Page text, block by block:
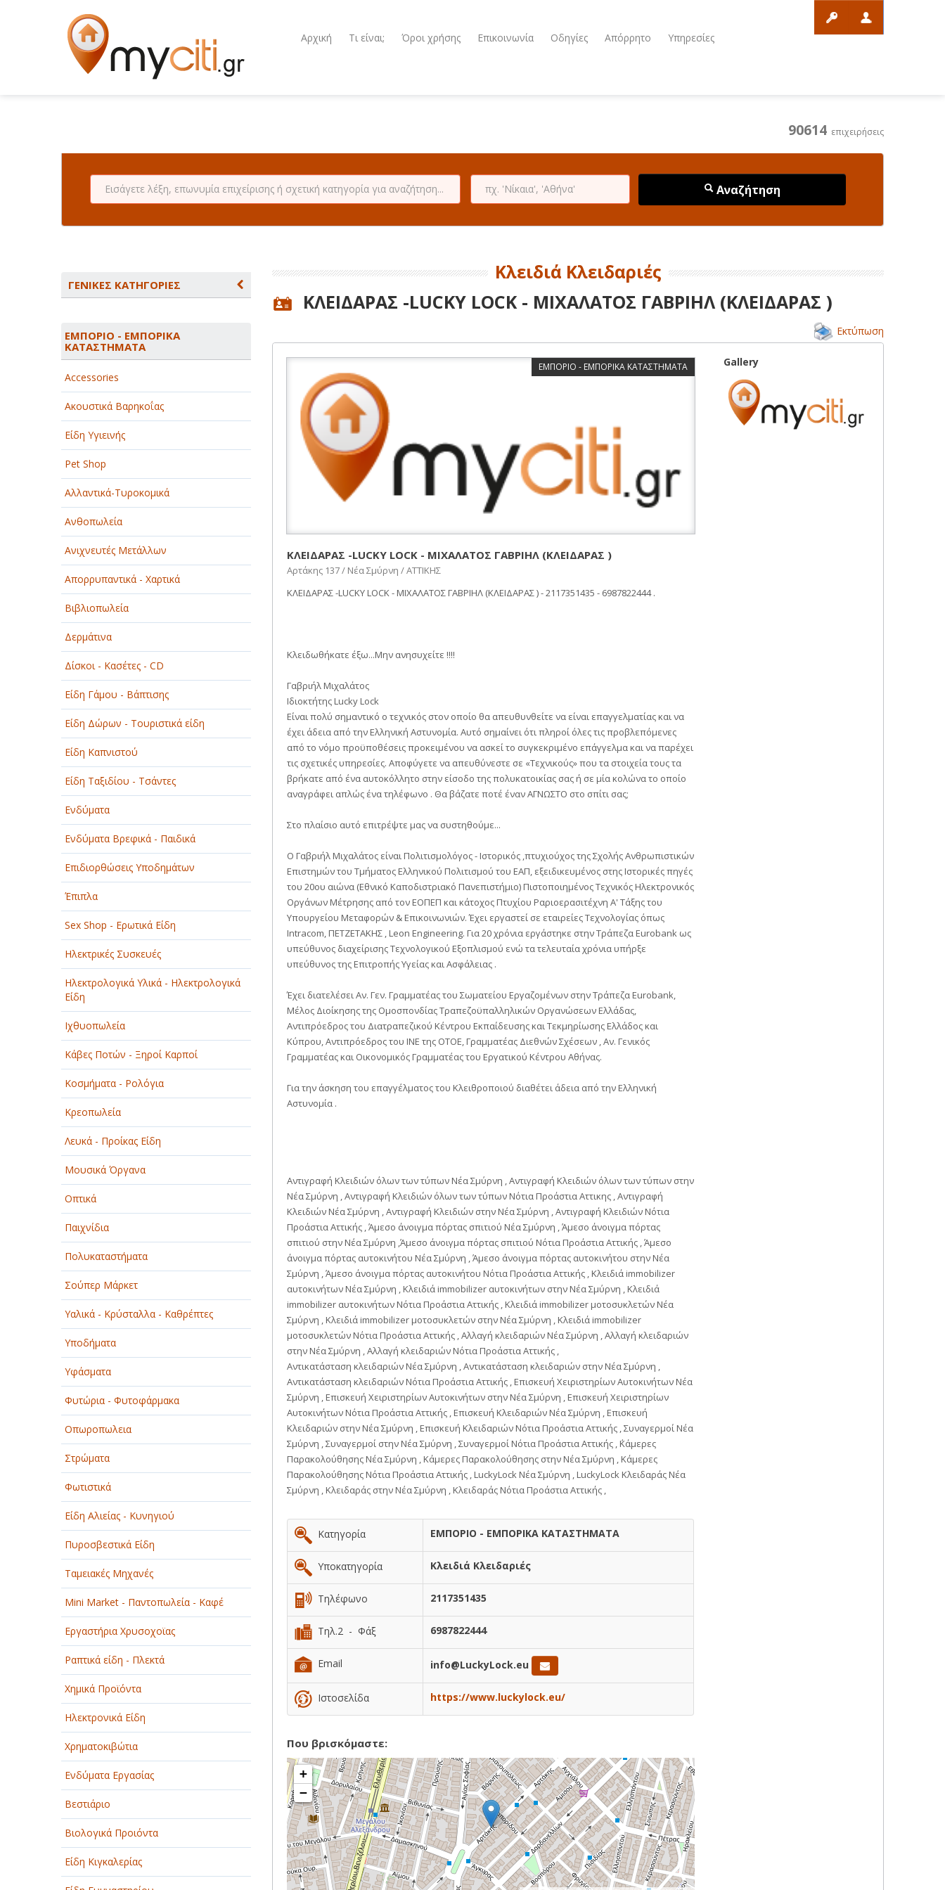
Αρχική Τι είναι; Όροι χρήσης Επικοινωνία Οδηγίες Απόρρητο Υπηρεσίες
90614 επιχειρήσεις
Αναζήτηση
ΓΕΝΙΚΕΣ ΚΑΤΗΓΟΡΙΕΣ
ΑΘΛΗΤΙΣΜΟΣ
ΑΥΤΟΚΙΝΗΤΑ - ΜΗΧΑΝΕΣ - ΣΚΑΦΗ
ΔΙΑΣΚΕΔΑΣΗ - ΨΥΧΑΓΩΓΙΑ - ΤΕΧΝΕΣ
ΔΙΑΦΗΜΙΣΗ - ΜΜΕ
ΕΚΚΛΗΣΙΕΣ - ΦΙΛΑΝΘΡΩΠΙΚΑ
ΣΩΜΑΤΕΙΑ
ΕΚΠΑΙΔΕΥΣΗ - ΣΧΟΛΕΣ
ΕΜΠΟΡΙΟ - ΕΜΠΟΡΙΚΑ
ΚΑΤΑΣΤΗΜΑΤΑ
ΕΡΓΟΣΤΑΣΙΑ - ΒΙΟΜΗΧΑΝΙΕΣ
ΞΕΝΟΔΟΧΕΙΑ - ΤΟΥΡΙΣΜΟΣ
ΟΜΟΡΦΙΑ
ΠΑΡΟΧΗ ΥΠΗΡΕΣΙΩΝ
ΤΕΧΝΙΚΑ - ΚΑΤΑΣΚΕΥΑΣΤΙΚΑ
ΤΕΧΝΟΛΟΓΙΑ
ΥΓΕΙΑ - ΙΑΤΡΟΙ
ΦΑΓΗΤΟ
ΕΜΠΟΡΙΟ - ΕΜΠΟΡΙΚΑ
ΚΑΤΑΣΤΗΜΑΤΑ
Accessories
Ακουστικά Βαρηκοΐας
Είδη Υγιεινής
Pet Shop
Αλλαντικά-Τυροκομικά
Ανθοπωλεία
Ανιχνευτές Μετάλλων
Απορρυπαντικά - Χαρτικά
Βιβλιοπωλεία
Δερμάτινα
Δίσκοι - Κασέτες - CD
Είδη Γάμου - Βάπτισης
Είδη Δώρων - Τουριστικά είδη
Είδη Καπνιστού
Είδη Ταξιδίου - Τσάντες
Ενδύματα
Ενδύματα Βρεφικά - Παιδικά
Επιδιορθώσεις Υποδημάτων
Έπιπλα
Sex Shop - Ερωτικά Είδη
Ηλεκτρικές Συσκευές
Ηλεκτρολογικά Υλικά - Ηλεκτρολογικά
Είδη
Ιχθυοπωλεία
Κάβες Ποτών - Ξηροί Καρποί
Κοσμήματα - Ρολόγια
Κρεοπωλεία
Λευκά - Προίκας Είδη
Μουσικά Όργανα
Οπτικά
Παιχνίδια
Πολυκαταστήματα
Σούπερ Μάρκετ
Υαλικά - Κρύσταλλα - Καθρέπτες
Υποδήματα
Υφάσματα
Φυτώρια - Φυτοφάρμακα
Οπωροπωλεια
Στρώματα
Φωτιστικά
Είδη Αλιείας - Κυνηγιού
Πυροσβεστικά Είδη
Ταμειακές Μηχανές
Mini Market - Παντοπωλεία - Καφέ
Εργαστήρια Χρυσοχοϊας
Ραπτικά είδη - Πλεκτά
Χημικά Προϊόντα
Ηλεκτρονικά Είδη
Χρηματοκιβώτια
Ενδύματα Εργασίας
Βεστιάριο
Βιολογικά Προιόντα
Είδη Κιγκαλερίας
Κλειδιά Κλειδαριές
ΚΛΕΙΔΑΡΑΣ -LUCKY LOCK - ΜΙΧΑΛΑΤΟΣ ΓΑΒΡΙΗΛ (ΚΛΕΙΔΑΡΑΣ )
Εκτύπωση
ΕΜΠΟΡΙΟ - ΕΜΠΟΡΙΚΑ ΚΑΤΑΣΤΗΜΑΤΑ
ΚΛΕΙΔΑΡΑΣ -LUCKY LOCK - ΜΙΧΑΛΑΤΟΣ ΓΑΒΡΙΗΛ (ΚΛΕΙΔΑΡΑΣ )
Αρτάκης 137 / Νέα Σμύρνη / ΑΤΤΙΚΗΣ
ΚΛΕΙΔΑΡΑΣ -LUCKY LOCK - ΜΙΧΑΛΑΤΟΣ ΓΑΒΡΙΗΛ (ΚΛΕΙΔΑΡΑΣ ) - 2117351435 - 6987822444 .
Κλειδωθήκατε έξω...Μην ανησυχείτε !!!!
Γαβριήλ Μιχαλάτος
Ιδιοκτήτης Lucky Lock
Είναι πολύ σημαντικό ο τεχνικός στον οποίο θα απευθυνθείτε να είναι επαγγελματίας και να
έχει άδεια από την Ελληνική Αστυνομία. Αυτό σημαίνει ότι πληροί όλες τις προβλεπόμενες
από το νόμο προϋποθέσεις προκειμένου να ασκεί το συγκεκριμένο επάγγελμα και να παρέχει
τις σχετικές υπηρεσίες. Αποφύγετε να απευθύνεστε σε «Τεχνικούς» που τα στοιχεία τους τα
βρήκατε από ένα αυτοκόλλητο στην είσοδο της πολυκατοικίας σας ή σε μία κολώνα το οποίο
αναγράφει απλώς ένα τηλέφωνο . Θα βάζατε ποτέ έναν ΑΓΝΩΣΤΟ στο σπίτι σας;
Στο πλαίσιο αυτό επιτρέψτε μας να συστηθούμε...
Ο Γαβριήλ Μιχαλάτος είναι Πολιτισμολόγος - Ιστορικός ,πτυχιούχος της Σχολής Ανθρωπιστικών
Επιστημών του Τμήματος Ελληνικού Πολιτισμού του ΕΑΠ, εξειδικευμένος στης Ιστορικές πηγές
του 20ου αιώνα (Εθνικό Καποδιστριακό Πανεπιστήμιο) Πιστοποιημένος Τεχνικός Ηλεκτρονικός
Οργάνων Μέτρησης από τον ΕΟΠΕΠ και κάτοχος Πτυχίου Ραριοερασιτέχνη Α' Τάξης του
Υπουργείου Μεταφορών & Επικοινωνιών. Έχει εργαστεί σε εταιρείες Τεχνολογίας όπως
Intracom, ΠΕΤΖΕΤΑΚΗΣ , Leon Engineering. Για 20 χρόνια εργάστηκε στην Τράπεζα Eurobank ως
υπεύθυνος διαχείρισης Τεχνολογικού Εξοπλισμού ενώ τα τελευταία χρόνια υπήρξε
υπεύθυνος της Επιτροπής Υγείας και Ασφάλειας .
Έχει διατελέσει Αν. Γεν. Γραμματέας του Σωματείου Εργαζομένων στην Τράπεζα Eurobank,
Μέλος Διοίκησης της Ομοσπονδίας Τραπεζοϋπαλληλικών Οργανώσεων Ελλάδας,
Αντιπρόεδρος του Διατραπεζικού Κέντρου Εκπαίδευσης και Τεκμηρίωσης Ελλάδος και
Κύπρου, Αντιπρόεδρος του ΙΝΕ της ΟΤΟΕ, Γραμματέας Διεθνών Σχέσεων , Αν. Γενικός
Γραμματέας και Οικονομικός Γραμματέας του Εργατικού Κέντρου Αθήνας.
Για την άσκηση του επαγγέλματος του Κλειθροποιού διαθέτει άδεια από την Ελληνική
Αστυνομία .
Αντιγραφή Κλειδιών όλων των τύπων Νέα Σμύρνη , Αντιγραφή Κλειδιών όλων των τύπων στην
Νέα Σμύρνη , Αντιγραφή Κλειδιών όλων των τύπων Νότια Προάστια Αττικης , Αντιγραφή
Κλειδιών Νέα Σμύρνη , Αντιγραφή Κλειδιών στην Νέα Σμύρνη , Αντιγραφή Κλειδιών Νότια
Προάστια Αττικής , Άμεσο άνοιγμα πόρτας σπιτιού Νέα Σμύρνη , Άμεσο άνοιγμα πόρτας
σπιτιού στην Νέα Σμύρνη ,Άμεσο άνοιγμα πόρτας σπιτιού Νότια Προάστια Αττικής , Άμεσο
άνοιγμα πόρτας αυτοκινήτου Νέα Σμύρνη , Άμεσο άνοιγμα πόρτας αυτοκινήτου στην Νέα
Σμύρνη , Άμεσο άνοιγμα πόρτας αυτοκινήτου Νότια Προάστια Αττικής , Κλειδιά immobilizer
αυτοκινήτων Νέα Σμύρνη , Κλειδιά immobilizer αυτοκινήτων στην Νέα Σμύρνη , Κλειδιά
immobilizer αυτοκινήτων Νότια Προάστια Αττικής , Κλειδιά immobilizer μοτοσυκλετών Νέα
Σμύρνη , Κλειδιά immobilizer μοτοσυκλετών στην Νέα Σμύρνη , Κλειδιά immobilizer
μοτοσυκλετών Νότια Προάστια Αττικής , Αλλαγή κλειδαριών Νέα Σμύρνη , Αλλαγή κλειδαριών
στην Νέα Σμύρνη , Αλλαγή κλειδαριών Νότια Προάστια Αττικής ,
Αντικατάσταση κλειδαριών Νέα Σμύρνη , Αντικατάσταση κλειδαριών στην Νέα Σμύρνη ,
Αντικατάσταση κλειδαριών Νότια Προάστια Αττικής , Επισκευή Χειριστηρίων Αυτοκινήτων Νέα
Σμύρνη , Επισκευή Χειριστηρίων Αυτοκινήτων στην Νέα Σμύρνη , Επισκευή Χειριστηρίων
Αυτοκινήτων Νότια Προάστια Αττικής , Επισκευή Κλειδαριών Νέα Σμύρνη , Επισκευή
Κλειδαριών στην Νέα Σμύρνη , Επισκευή Κλειδαριών Νότια Προάστια Αττικής , Συναγερμοί Νέα
Σμύρνη , Συναγερμοί στην Νέα Σμύρνη , Συναγερμοί Νότια Προάστια Αττικής , ΄Κάμερες
Παρακολούθησης Νέα Σμύρνη , Κάμερες Παρακολούθησης στην Νέα Σμύρνη , Κάμερες
Παρακολούθησης Νότια Προάστια Αττικής , LuckyLock Νέα Σμύρνη , LuckyLock Κλειδαράς Νέα
Σμύρνη , Κλειδαράς στην Νέα Σμύρνη , Κλειδαράς Νότια Προάστια Αττικής ,
Κατηγορία ΕΜΠΟΡΙΟ - ΕΜΠΟΡΙΚΑ ΚΑΤΑΣΤΗΜΑΤΑ
Υποκατηγορία Κλειδιά Κλειδαριές
Τηλέφωνο 2117351435
Τηλ.2 - Φάξ 6987822444
Email info@LuckyLock.eu
Ιστοσελίδα https://www.luckylock.eu/
Που βρισκόμαστε:
+
−
Gallery